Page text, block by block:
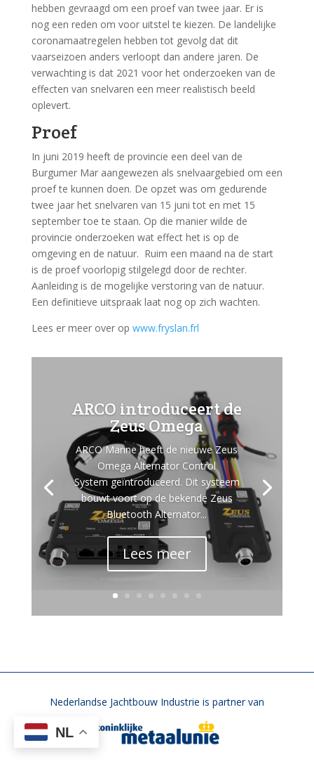
hebben gevraagd om een proef van twee jaar. Er is
nog een reden om voor uitstel te kiezen. De landelijke
coronamaatregelen hebben tot gevolg dat dit
vaarseizoen anders verloopt dan andere jaren. De
verwachting is dat 2021 voor het onderzoeken van de
effecten van snelvaren een meer realistisch beeld
oplevert.
Proef
In juni 2019 heeft de provincie een deel van de
Burgumer Mar aangewezen als snelvaargebied om een
proef te kunnen doen. De opzet was om gedurende
twee jaar het snelvaren van 15 juni tot en met 15
september toe te staan. Op die manier wilde de
provincie onderzoeken wat effect het is op de
omgeving en de natuur. Ruim een maand na de start
is de proef voorlopig stilgelegd door de rechter.
Aanleiding is de mogelijke verstoring van de natuur.
Een definitieve uitspraak laat nog op zich wachten.
Lees er meer over op www.fryslan.frl
ARCO introduceert de
Zeus Omega
ARCO Marine heeft de nieuwe Zeus
Omega Alternator Control
System geïntroduceerd. Dit systeem
bouwt voort op de bekende Zeus
Bluetooth Alternator...
Lees meer
Nederlandse Jachtbouw Industrie is partner van
NL